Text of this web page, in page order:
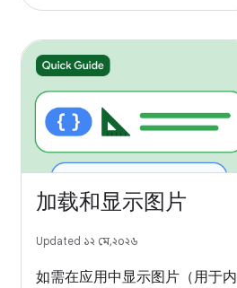
加载和显示图片
Updated ১২ মে, ২০২৬
如需在应用中显示图片（用于内